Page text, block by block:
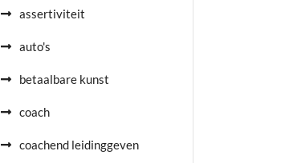
assertiviteit
auto's
betaalbare kunst
coach
coachend leidinggeven